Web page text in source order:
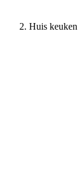
Huis keuken